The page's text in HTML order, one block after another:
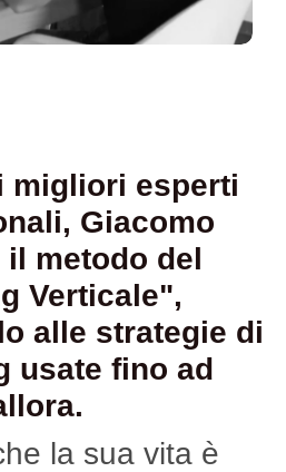
migliori esperti
Giacomo
metodo del
Verticale",
alle strategie di
usate fino ad
la sua vita è